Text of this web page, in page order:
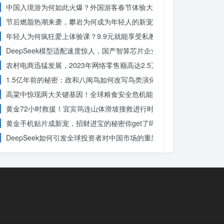
中国入境游为何如此火爆？外国游客春节体验大揭秘
节后燃脂热潮来袭，攀岩为何成为年轻人的新宠？
年轻人为何疯狂爱上体验课？9.9元就能享受私教课的秘密
DeepSeek模型适配速度惊人，国产智算芯片企业仅用一周完成！未
农村电商迅猛发展，2023年网络零售额高达2.5万亿！你还在等什么？
1.5亿年前的秘密：政和八闽鸟如何改写鸟类演化历史？
高粱中惊现两大关键基因！全球粮食安全危机能否就此终结？
黄金72小时救援！宜宾筠连山体滑坡搜救进行时，无人机遥感技术助力
黄金手机贴片成新宠，招财进宝的秘密你get了吗？
DeepSeek如何引发全球投资者对中国市场的重新评估？